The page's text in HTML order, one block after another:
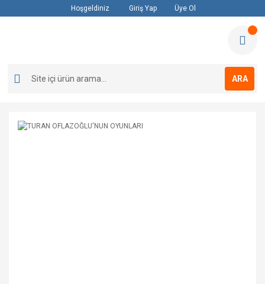
Hoşgeldiniz Giriş Yap Üye Ol
ARA